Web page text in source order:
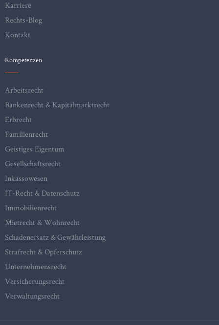
Karriere
Rechts-Blog
Kontakt
Kompetenzen
Arbeitsrecht
Bankenrecht & Kapitalmarktrecht
Erbrecht
Familienrecht
Geistiges Eigentum
Gesellschaftsrecht
Inkassowesen
IT-Recht & Datenschutz
Immobilienrecht
Mietrecht & Wohnrecht
Schadenersatz & Gewährleistung
Strafrecht & Opferschutz
Unternehmensrecht
Versicherungsrecht
Verwaltungsrecht